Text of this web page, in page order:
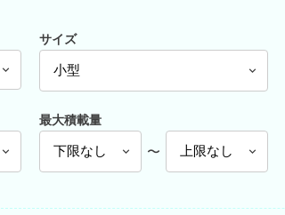
サイズ
最大積載量
〜